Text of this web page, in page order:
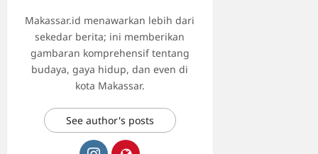
Makassar.id menawarkan lebih dari
sekedar berita; ini memberikan
gambaran komprehensif tentang
budaya, gaya hidup, dan even di
kota Makassar.
See author's posts